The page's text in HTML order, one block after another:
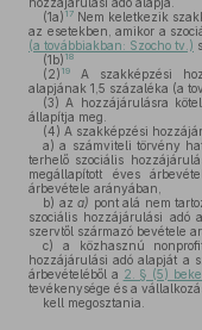
(1a) 17 Nem keletkezik
az esetekben, amikor a
(a továbbiakban: Szocho tv.)
(1b) 18
(2) 19
A szakképzési
alapjának 1,5 százaléka (a
(3) A hozzájárulásra
állapítja meg.
(4) A szakképzési
a) a számviteli törvény
terhelő szociális
megállapított éves
árbevétele arányában,
b) az a) pont alá nem
szociális hozzájárulási adó
szervtől származó bevétele
c) a közhasznú
hozzájárulási adó alapját a
árbevételéből a 2. § (5)
tevékenysége és a
kell megosztania.